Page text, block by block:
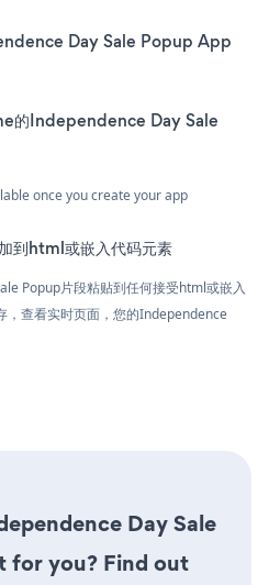
Day Sale Popup App
的Independence Day Sale
once you create your app
到html或嵌入代码元素
Popup片段粘贴到任何接受html或嵌入
，查看实时页面，您的Independence
Day Sale
for you? Find out